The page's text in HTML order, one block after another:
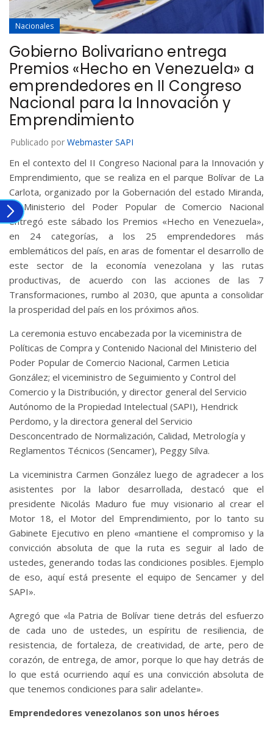
Nacionales
Gobierno Bolivariano entrega
Premios «Hecho en Venezuela» a
emprendedores en II Congreso
Nacional para la Innovación y
Emprendimiento
Publicado por Webmaster SAPI
En el contexto del II Congreso Nacional para la Innovación y
Emprendimiento, que se realiza en el parque Bolívar de La
Carlota, organizado por la Gobernación del estado Miranda,
el Ministerio del Poder Popular de Comercio Nacional
entregó este sábado los Premios «Hecho en Venezuela»,
en 24 categorías, a los 25 emprendedores más
emblemáticos del país, en aras de fomentar el desarrollo de
este sector de la economía venezolana y las rutas
productivas, de acuerdo con las acciones de las 7
Transformaciones, rumbo al 2030, que apunta a consolidar
la prosperidad del país en los próximos años.
La ceremonia estuvo encabezada por la viceministra de
Políticas de Compra y Contenido Nacional del Ministerio del
Poder Popular de Comercio Nacional, Carmen Leticia
González; el viceministro de Seguimiento y Control del
Comercio y la Distribución, y director general del Servicio
Autónomo de la Propiedad Intelectual (SAPI), Hendrick
Perdomo, y la directora general del Servicio
Desconcentrado de Normalización, Calidad, Metrología y
Reglamentos Técnicos (Sencamer), Peggy Silva.
La viceministra Carmen González luego de agradecer a los
asistentes por la labor desarrollada, destacó que el
presidente Nicolás Maduro fue muy visionario al crear el
Motor 18, el Motor del Emprendimiento, por lo tanto su
Gabinete Ejecutivo en pleno «mantiene el compromiso y la
convicción absoluta de que la ruta es seguir al lado de
ustedes, generando todas las condiciones posibles. Ejemplo
de eso, aquí está presente el equipo de Sencamer y del
SAPI».
Agregó que «la Patria de Bolívar tiene detrás del esfuerzo
de cada uno de ustedes, un espíritu de resiliencia, de
resistencia, de fortaleza, de creatividad, de arte, pero de
corazón, de entrega, de amor, porque lo que hay detrás de
lo que está ocurriendo aquí es una convicción absoluta de
que tenemos condiciones para salir adelante».
Emprendedores venezolanos son unos héroes